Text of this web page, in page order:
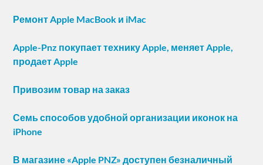
Ремонт Apple MacBook и iMac
Apple-Pnz покупает технику Apple, меняет Apple,
продает Apple
Привозим товар на заказ
Семь способов удобной организации иконок на
iPhone
В магазине «Apple PNZ» доступен безналичный